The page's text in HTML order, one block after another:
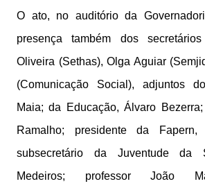
O ato, no auditório da
presença também dos
Oliveira (Sethas), Olga Aguiar
(Comunicação Social), adjuntos
Maia; da Educação, Álvaro
Ramalho; presidente da Fapern,
subsecretário da Juventude da
Medeiros; professor João